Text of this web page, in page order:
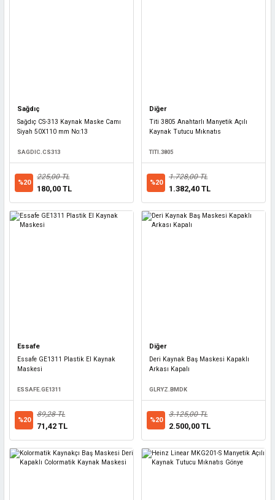
Sağdıç
Sağdıç CS-313 Kaynak Maske Camı
Siyah 50X110 mm No:13
SAGDIC.CS313
%20
225,00 TL
180,00 TL
Diğer
Titi 3805 Anahtarlı Manyetik Açılı
Kaynak Tutucu Mıknatıs
TITI.3805
%20
1.728,00 TL
1.382,40 TL
Essafe
Essafe GE1311 Plastik El Kaynak
Maskesi
ESSAFE.GE1311
%20
89,28 TL
71,42 TL
Diğer
Deri Kaynak Baş Maskesi Kapaklı
Arkası Kapalı
GLRYZ.BMDK
%20
3.125,00 TL
2.500,00 TL